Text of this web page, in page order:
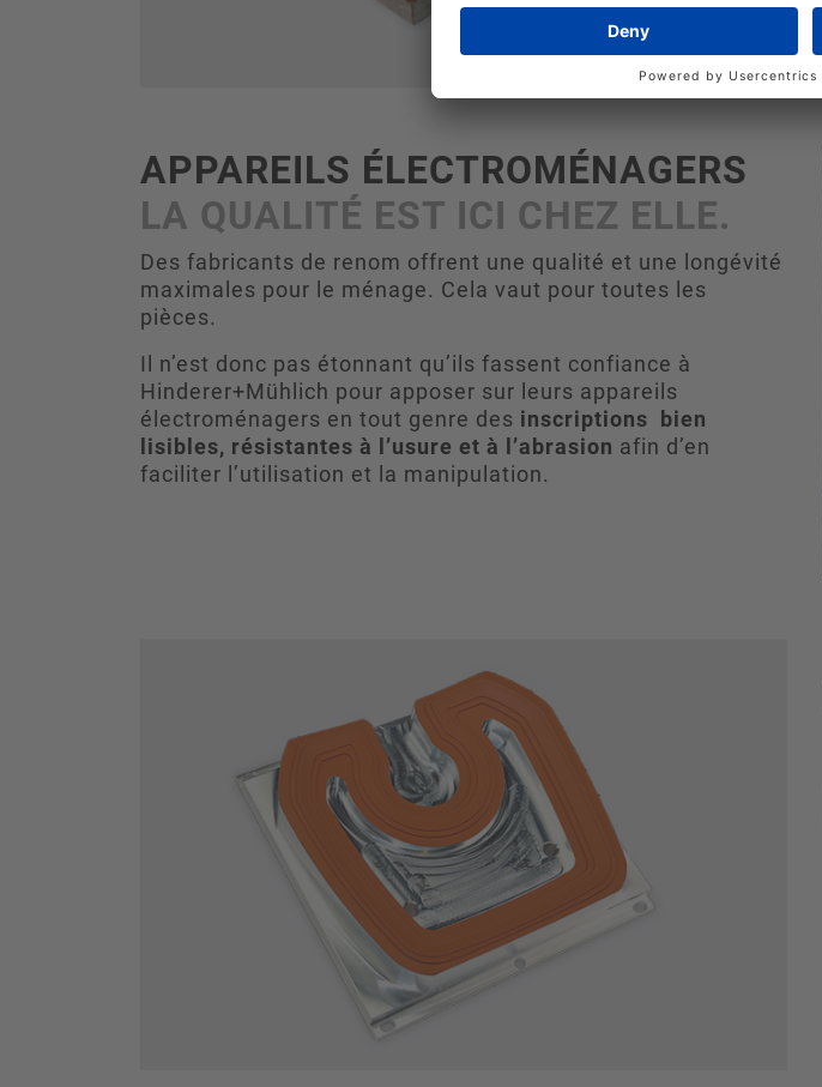
APPAREILS ÉLECTROMÉNAGERS
LA QUALITÉ EST ICI CHEZ ELLE.
Des fabricants de renom offrent une qualité et une longévité
maximales pour le ménage. Cela vaut pour toutes les
pièces.
Il n’est donc pas étonnant qu’ils fassent confiance à
Hinderer+Mühlich pour apposer sur leurs appareils
électroménagers en tout genre des inscriptions bien
lisibles, résistantes à l’usure et à l’abrasion afin d’en
faciliter l’utilisation et la manipulation.